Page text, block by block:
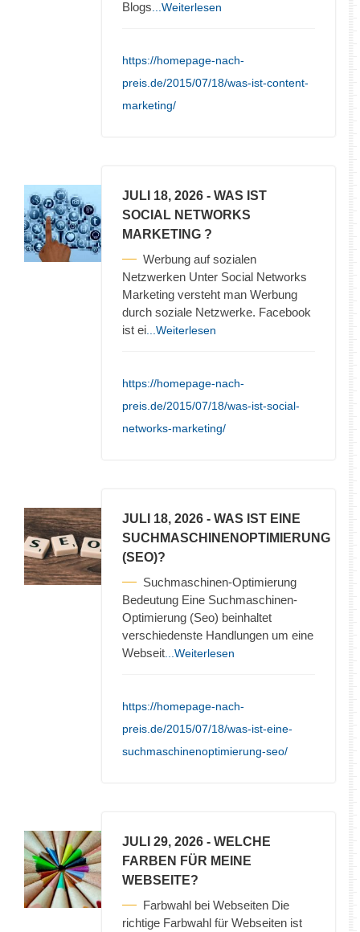
Blogs ...Weiterlesen
https://homepage-nach-
preis.de/2015/07/18/was-ist-content-
marketing/
JULI 18, 2026 - WAS IST
SOCIAL NETWORKS
MARKETING ?
Werbung auf sozialen
Netzwerken Unter Social Networks
Marketing versteht man Werbung
durch soziale Netzwerke. Facebook
ist ei ...Weiterlesen
https://homepage-nach-
preis.de/2015/07/18/was-ist-social-
networks-marketing/
JULI 18, 2026 - WAS IST EINE
SUCHMASCHINENOPTIMIERUNG
(SEO)?
Suchmaschinen-Optimierung
Bedeutung Eine Suchmaschinen-
Optimierung (Seo) beinhaltet
verschiedenste Handlungen um eine
Webseit ...Weiterlesen
https://homepage-nach-
preis.de/2015/07/18/was-ist-eine-
suchmaschinenoptimierung-seo/
JULI 29, 2026 - WELCHE
FARBEN FÜR MEINE
WEBSEITE?
Farbwahl bei Webseiten Die
richtige Farbwahl für Webseiten ist